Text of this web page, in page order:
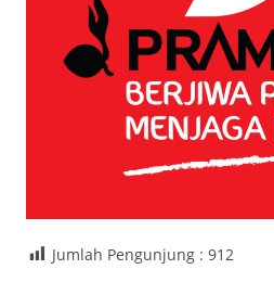
Jumlah Pengunjung : 912